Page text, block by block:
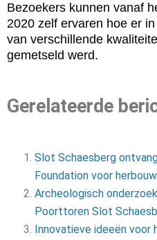
Bezoekers kunnen vanaf
2020 zelf ervaren hoe er
van verschillende
gemetseld werd.
Gerelateerde
Slot Schaesberg
Foundation voor
Archeologisch
Poorttoren Slot
Innovatieve ideeën voor